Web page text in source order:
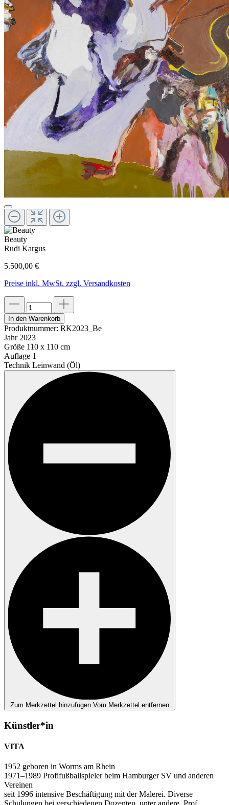
Beauty
Rudi Kargus
5.500,00 €
Preise inkl. MwSt. zzgl. Versandkosten
In den Warenkorb
Produktnummer: RK2023_Be
Jahr 2023
Größe 110 x 110 cm
Auflage 1
Technik Leinwand (Öl)
Zum Merkzettel hinzufügen Vom Merkzettel entfernen
Künstler*in
VITA
1952 geboren in Worms am Rhein
1971–1989 Profifußballspieler beim Hamburger SV und anderen
Vereinen
seit 1996 intensive Beschäftigung mit der Malerei. Diverse